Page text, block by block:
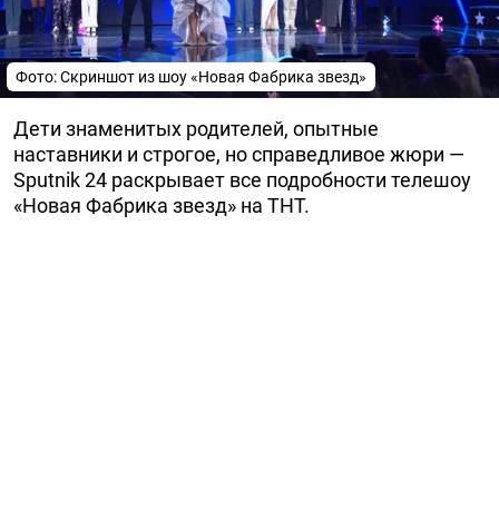
Фото: Скриншот из шоу «Новая Фабрика звезд»
Дети знаменитых родителей, опытные
наставники и строгое, но справедливое жюри —
Sputnik 24 раскрывает все подробности телешоу
«Новая Фабрика звезд» на ТНТ.